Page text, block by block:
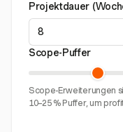
Projektdauer
Scope-Puffer
Scope-Erweiterungen
10–25 % Puffer, um